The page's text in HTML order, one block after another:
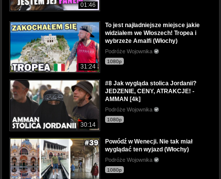
01:46
31:24
To jest najładniejsze miejsce jakie
widziałem we Włoszech! Tropea i
wybrzeże Amalfi (Włochy)
Podróże Wojownika
1080p
30:14
#8 Jak wygląda stolica Jordanii?
JEDZENIE, CENY, ATRAKCJE! -
AMMAN [4k]
Podróże Wojownika
1080p
Powódź w Wenecji. Nie tak miał
wyglądać ten wyjazd (Włochy)
Podróże Wojownika
1080p